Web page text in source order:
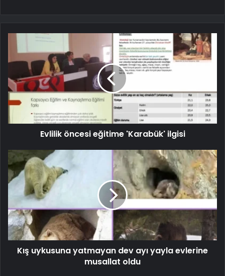
Evlilik öncesi eğitime 'Karabük' ilgisi
Kış uykusuna yatmayan dev ayı yayla evlerine
musallat oldu